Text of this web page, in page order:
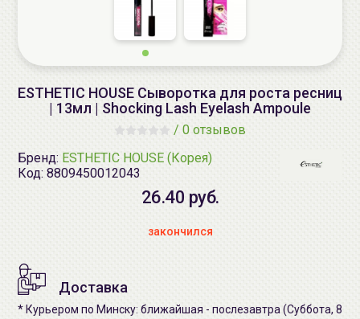
ESTHETIC HOUSE Сыворотка для роста ресниц
| 13мл | Shocking Lash Eyelash Ampoule
/ 0 отзывов
Бренд: ESTHETIC HOUSE (Корея)
Код: 8809450012043
26.40 руб.
закончился
Доставка
* Курьером по Минску: ближайшая - послезавтра (Суббота, 8